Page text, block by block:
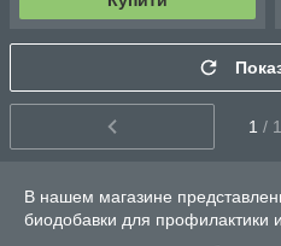
1 /
В нашем магазине
биодобавки для профилактики